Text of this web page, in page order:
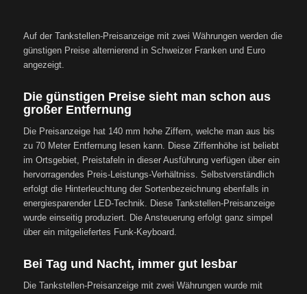
Auf der Tankstellen-Preisanzeige mit zwei Währungen werden die
günstigen Preise alternierend in Schweizer Franken und Euro
angezeigt.
Die günstigen Preise sieht man schon aus
großer Entfernung
Die Preisanzeige hat 140 mm hohe Ziffern, welche man aus bis
zu 70 Meter Entfernung lesen kann. Diese Ziffernhöhe ist beliebt
im Ortsgebiet, Preistafeln in dieser Ausführung verfügen über ein
hervorragendes Preis-Leistungs-Verhältniss. Selbstverständlich
erfolgt die Hinterleuchtung der Sortenbezeichnung ebenfalls in
energiesparender LED-Technik. Diese Tankstellen-Preisanzeige
wurde einseitig produziert. Die Ansteuerung erfolgt ganz simpel
über ein mitgeliefertes Funk-Keyboard.
Bei Tag und Nacht, immer gut lesbar
Die Tankstellen-Preisanzeige mit zwei Währungen wurde mit